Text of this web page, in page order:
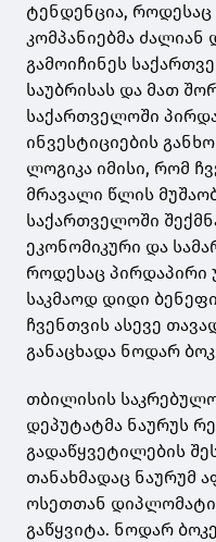
ტენდენცია,
კომპანიებმა ძალიან
გამოიჩინეს
საუბრისას და მათ
საქართველოში
ინვესტიციების
ლოგიკა იმისი, რომ
მრავალი წლის
საქართველოში
ეკონომიკური და
როდესაც პირდაპირი
საკმაოდ დიდი
ჩვენთვის ასევე
განაცხადა ნოდარ
თბილისის
დეპუტატმა ნაურუს
გადაწყვეტილების
თანახმადაც ნაურუმ
ოსეთთან
გაწყვიტა. ნოდარ